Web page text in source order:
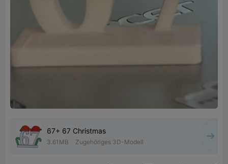
67+ 67 Christmas
3.61MB Zugehöriges 3D-Modell